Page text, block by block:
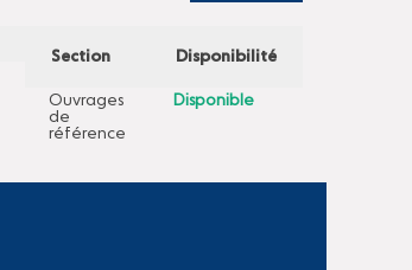
Section Disponibilité
Ouvrages
de
référence
Disponible